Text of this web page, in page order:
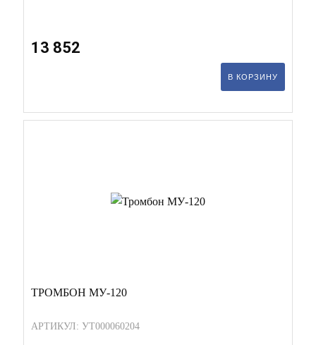
13 852
В КОРЗИНУ
ТРОМБОН МУ-120
АРТИКУЛ: УТ000060204